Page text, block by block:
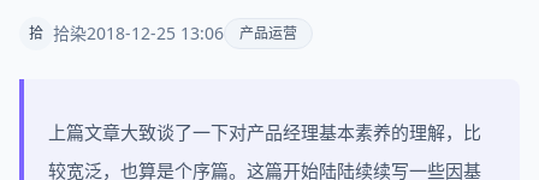
拾 拾染2018-12-25 13:06 产品运营
上篇文章大致谈了一下对产品经理基本素养的理解，比
较宽泛，也算是个序篇。这篇开始陆陆续续写一些因基